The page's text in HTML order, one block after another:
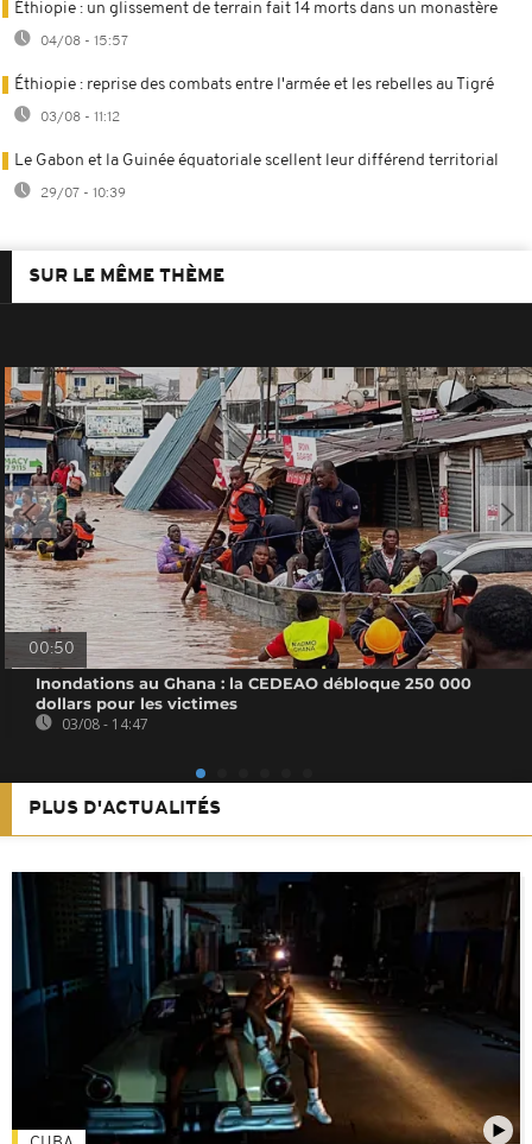
Éthiopie : un glissement de terrain fait 14 morts dans un monastère
04/08 - 15:57
Éthiopie : reprise des combats entre l'armée et les rebelles au Tigré
03/08 - 11:12
Le Gabon et la Guinée équatoriale scellent leur différend territorial
29/07 - 10:39
SUR LE MÊME THÈME
00:50
Inondations au Ghana : la CEDEAO débloque 250 000
dollars pour les victimes
03/08 - 14:47
PLUS D'ACTUALITÉS